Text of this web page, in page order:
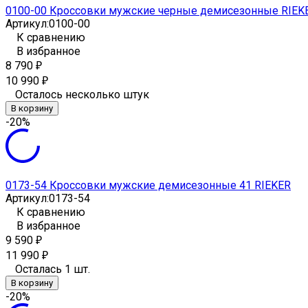
0100-00 Кроссовки мужские черные демисезонные
Артикул:0100-00
К сравнению
В избранное
8 790 ₽
10 990 ₽
Осталось несколько штук
В корзину
-20%
0173-54 Кроссовки мужские демисезонные 41 RIEKER
Артикул:0173-54
К сравнению
В избранное
9 590 ₽
11 990 ₽
Осталась 1 шт.
В корзину
-20%